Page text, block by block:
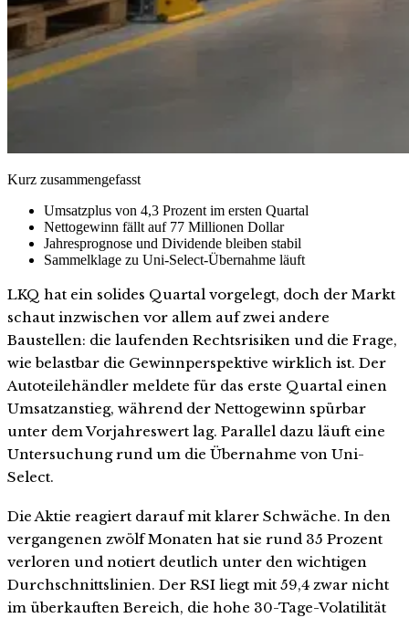
Kurz zusammengefasst
Umsatzplus von 4,3 Prozent im ersten Quartal
Nettogewinn fällt auf 77 Millionen Dollar
Jahresprognose und Dividende bleiben stabil
Sammelklage zu Uni-Select-Übernahme läuft
LKQ hat ein solides Quartal vorgelegt, doch der Markt
schaut inzwischen vor allem auf zwei andere
Baustellen: die laufenden Rechtsrisiken und die Frage,
wie belastbar die Gewinnperspektive wirklich ist. Der
Autoteilehändler meldete für das erste Quartal einen
Umsatzanstieg, während der Nettogewinn spürbar
unter dem Vorjahreswert lag. Parallel dazu läuft eine
Untersuchung rund um die Übernahme von Uni-
Select.
Die Aktie reagiert darauf mit klarer Schwäche. In den
vergangenen zwölf Monaten hat sie rund 35 Prozent
verloren und notiert deutlich unter den wichtigen
Durchschnittslinien. Der RSI liegt mit 59,4 zwar nicht
im überkauften Bereich, die hohe 30-Tage-Volatilität